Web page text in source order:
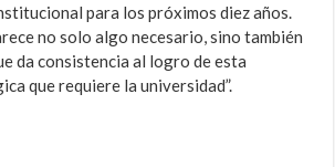
para los próximos diez años.
no solo algo necesario, sino también
da consistencia al logro de esta
que requiere la universidad”.